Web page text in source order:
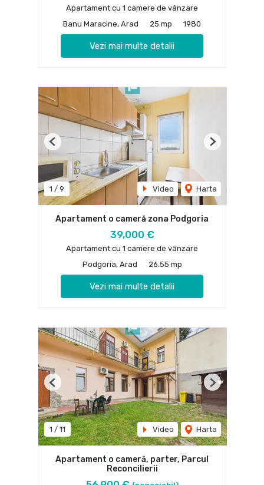
Apartament cu 1 camere de vânzare
Banu Maracine, Arad
25 mp 1980
Vezi mai multe detalii
1 / 9 Video Harta
Previous Next
Apartament o cameră zona Podgoria
39,000 €
Apartament cu 1 camere de vânzare
Podgoria, Arad
26.55 mp
Vezi mai multe detalii
1 / 11 Video Harta
Previous Next
Apartament o cameră, parter, Parcul
Reconcilierii